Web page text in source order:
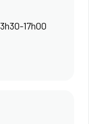
17h00